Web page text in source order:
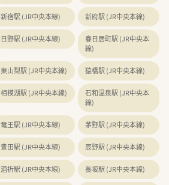
新宿駅 (JR中央本線) 新府駅 (JR中央本線)
日野駅 (JR中央本線)
春日居町駅 (JR中央本
線)
東山梨駅 (JR中央本線) 猿橋駅 (JR中央本線)
相模湖駅 (JR中央本線)
石和温泉駅 (JR中央本
線)
竜王駅 (JR中央本線) 茅野駅 (JR中央本線)
豊田駅 (JR中央本線) 辰野駅 (JR中央本線)
酒折駅 (JR中央本線) 長坂駅 (JR中央本線)